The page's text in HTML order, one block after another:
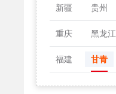
新疆 贵州
重庆 黑龙江
福建 甘青